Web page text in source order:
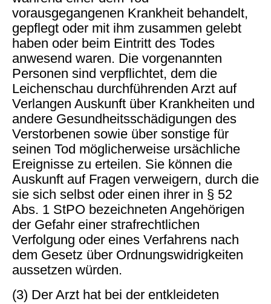
vorausgegangenen Krankheit behandelt,
gepflegt oder mit ihm zusammen gelebt
haben oder beim Eintritt des Todes
anwesend waren. Die vorgenannten
Personen sind verpflichtet, dem die
Leichenschau durchführenden Arzt auf
Verlangen Auskunft über Krankheiten und
andere Gesundheitsschädigungen des
Verstorbenen sowie über sonstige für
seinen Tod möglicherweise ursächliche
Ereignisse zu erteilen. Sie können die
Auskunft auf Fragen verweigern, durch die
sie sich selbst oder einen ihrer in § 52
Abs. 1 StPO bezeichneten Angehörigen
der Gefahr einer strafrechtlichen
Verfolgung oder eines Verfahrens nach
dem Gesetz über Ordnungswidrigkeiten
aussetzen würden.
(3) Der Arzt hat bei der entkleideten